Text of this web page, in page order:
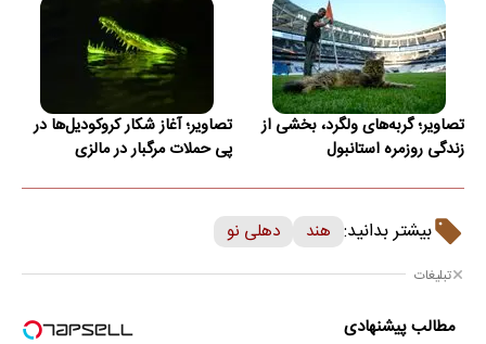
تصاویر؛ گربه‌های ولگرد، بخشی از
زندگی روزمره استانبول
تصاویر؛ آغاز شکار کروکودیل‌ها در
پی حملات مرگبار در مالزی
بیشتر بدانید: هند دهلی نو
تبلیغات
مطالب پیشنهادی